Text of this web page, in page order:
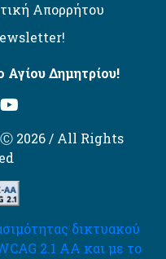
Απορρήτου
Αγίου Δημητρίου!
Ⓒ 2026 / All Rights
δικτυακού
2.1 AA και με το